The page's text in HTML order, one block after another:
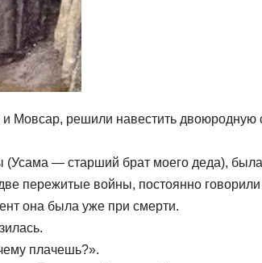
Мовсар, решили навестить двоюродную
— старший брат моего деда),
пережитые войны, постоянно
она была уже при смерти.
плачешь?».